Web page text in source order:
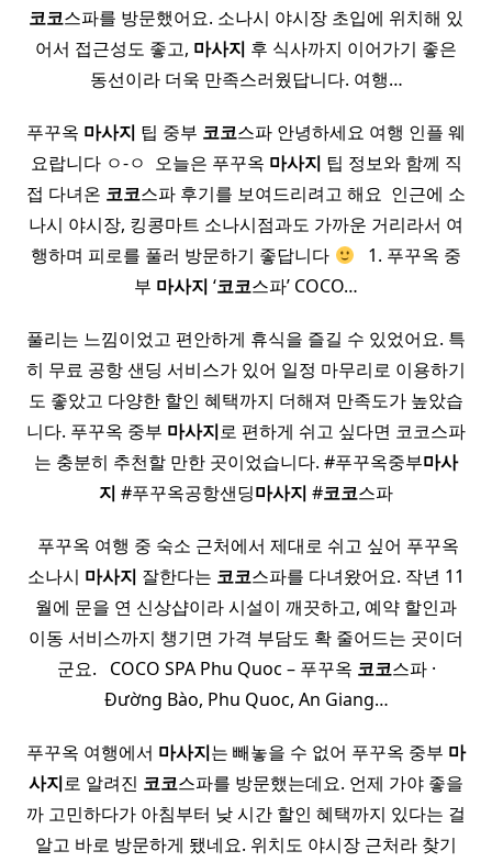
코코스파를 방문했어요. 소나시 야시장 초입에 위치해 있
어서 접근성도 좋고, 마사지 후 식사까지 이어가기 좋은
동선이라 더욱 만족스러웠답니다. 여행…
푸꾸옥 마사지 팁 중부 코코스파 안녕하세요 여행 인플 웨
요랍니다 ㅇ-ㅇ ​ 오늘은 푸꾸옥 마사지 팁 정보와 함께 직
접 다녀온 코코스파 후기를 보여드리려고 해요 ​ 인근에 소
나시 야시장, 킹콩마트 소나시점과도 가까운 거리라서 여
행하며 피로를 풀러 방문하기 좋답니다
​ ​ 1. 푸꾸옥 중
부 마사지 ‘코코스파’ COCO…
풀리는 느낌이었고 편안하게 휴식을 즐길 수 있었어요. 특
히 무료 공항 샌딩 서비스가 있어 일정 마무리로 이용하기
도 좋았고 다양한 할인 혜택까지 더해져 만족도가 높았습
니다. 푸꾸옥 중부 마사지로 편하게 쉬고 싶다면 코코스파
는 충분히 추천할 만한 곳이었습니다. #푸꾸옥중부마사
지 #푸꾸옥공항샌딩마사지 #코코스파
​ 푸꾸옥 여행 중 숙소 근처에서 제대로 쉬고 싶어 푸꾸옥
소나시 마사지 잘한다는 코코스파를 다녀왔어요. 작년 11
월에 문을 연 신상샵이라 시설이 깨끗하고, 예약 할인과
이동 서비스까지 챙기면 가격 부담도 확 줄어드는 곳이더
군요. ​ ​ COCO SPA Phu Quoc – 푸꾸옥 코코스파 ·
Đường Bào, Phu Quoc, An Giang…
푸꾸옥 여행에서 마사지는 빼놓을 수 없어 푸꾸옥 중부 마
사지로 알려진 코코스파를 방문했는데요. 언제 가야 좋을
까 고민하다가 아침부터 낮 시간 할인 혜택까지 있다는 걸
알고 바로 방문하게 됐네요. 위치도 야시장 근처라 찾기